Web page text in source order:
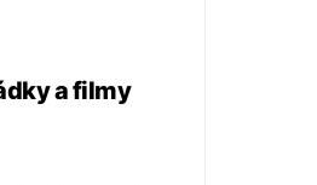
a filmy